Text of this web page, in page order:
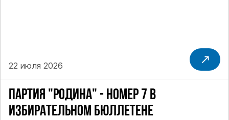
ПАРТИЯ "РОДИНА" - НОМЕР 7 В
ИЗБИРАТЕЛЬНОМ БЮЛЛЕТЕНЕ
22 июля 2026